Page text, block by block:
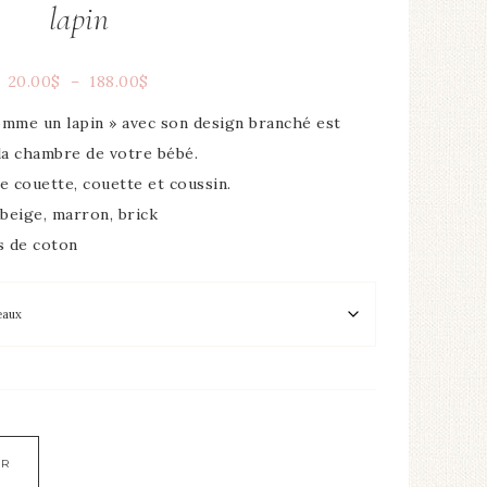
lapin
20.00$ – 188.00$
un lapin » avec son design branché est
chambre de votre bébé.
couette, couette et coussin.
marron, brick
de coton